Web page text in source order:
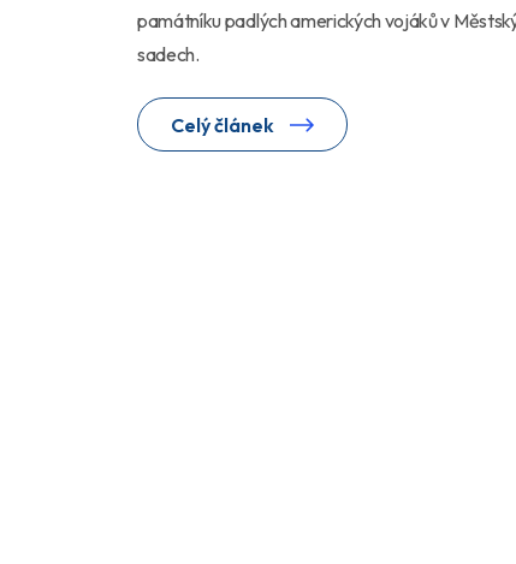
památníku padlých amerických vojáků v
sadech.
Celý článek